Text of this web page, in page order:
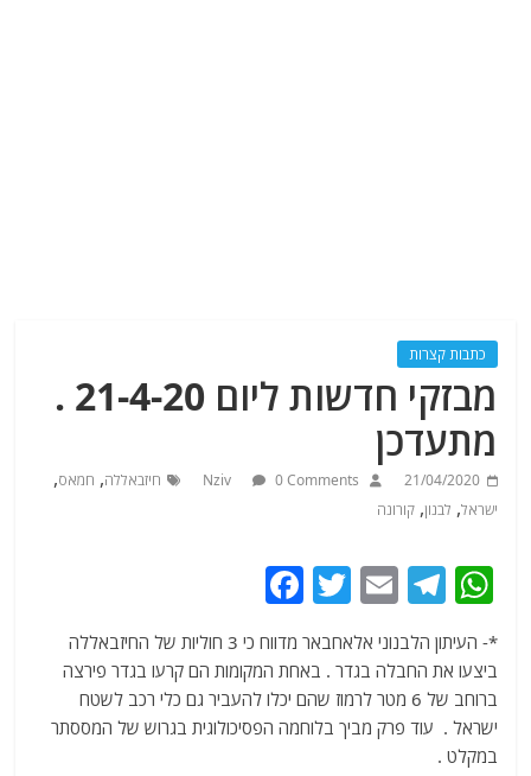
כתבות קצרות
מבזקי חדשות ליום 21-4-20 .
מתעדכן
21/04/2020
Nziv 0 Comments חיזבאללה, חמאס,
ישראל, לבנון,קורונה
W
at
s
A
T
e
g
ra
E
m
ai
l
T
itt
er
c
e
b
*- העיתון הלבנוני אלאחבאר מדווח כי 3 חוליות של החיזבאללה
ביצעו את החבלה בגדר . באחת המקומות הם קרעו בגדר פירצה
ברוחב של 6 מטר לרמוז שהם יכלו להעביר גם כלי רכב לשטח
ישראל . עוד פרק מביך בלוחמה הפסיכולוגית בגרוש של המססתר
במקלט .